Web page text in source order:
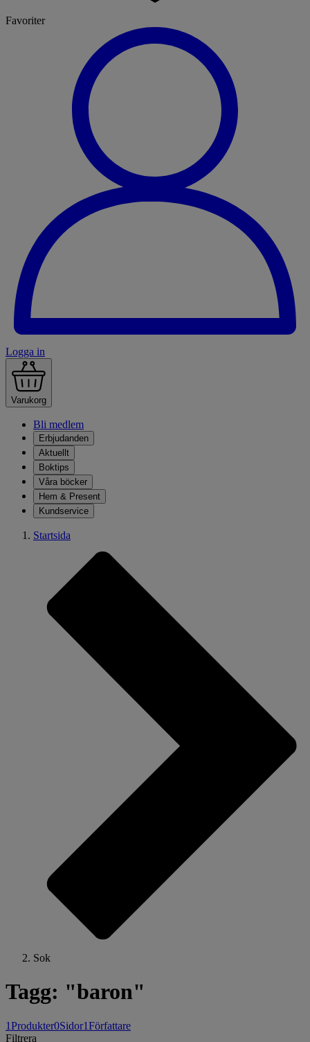
Favoriter
Logga in
Varukorg
Bli medlem
Erbjudanden
Aktuellt
Boktips
Våra böcker
Hem & Present
Kundservice
Startsida
Sok
Tagg: "baron"
1Produkter0Sidor1Författare
Filtrera